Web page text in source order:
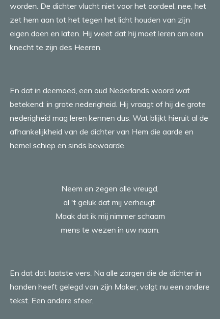
worden. De dichter vlucht niet voor het oordeel, nee, het
zet hem aan tot het tegen het licht houden van zijn
eigen doen en laten. Hij weet dat hij moet leren om een
knecht te zijn des Heeren.
En dat in deemoed, een oud Nederlands woord wat
betekend: in grote nederigheid. Hij vraagt of hij die grote
nederigheid mag leren kennen dus. Wat blijkt hieruit al de
afhankelijkheid van de dichter van Hem die aarde en
hemel schiep en sinds bewaarde.
Neem en zegen alle vreugd,
al 't geluk dat mij verheugt.
Maak dat ik mij nimmer schaam
mens te wezen in uw naam.
En dat dat laatste vers. Na alle zorgen die de dichter in
handen heeft gelegd van zijn Maker, volgt nu een andere
tekst. Een andere sfeer.